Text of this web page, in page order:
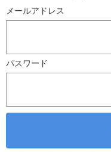
メールアドレス
パスワード